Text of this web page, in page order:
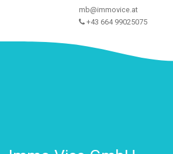
mb@immovice.at
+43 664 99025075